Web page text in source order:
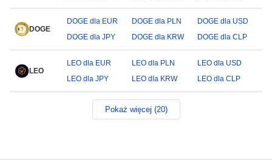
DOGE
DOGE dla EUR DOGE dla PLN
DOGE dla USD
DOGE dla JPY
DOGE dla KRW DOGE dla CLP
LEO
LEO dla EUR LEO dla PLN
LEO dla USD
LEO dla JPY
LEO dla KRW LEO dla CLP
Pokaż więcej (20)